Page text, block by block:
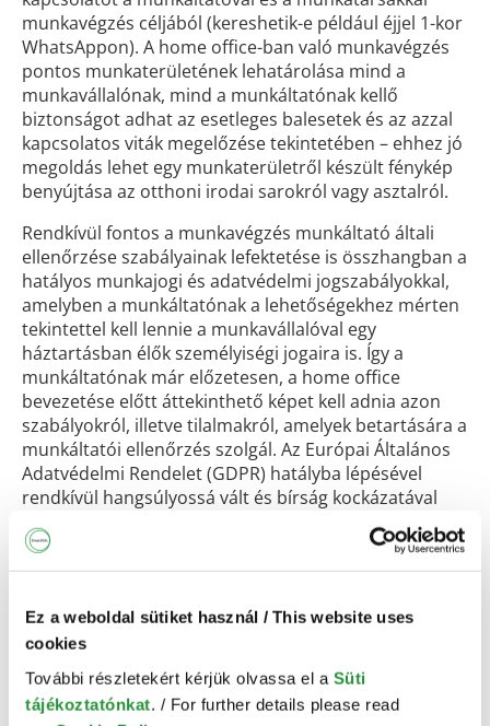
Ez a weboldal sütiket használ / This website uses
cookies
További részletekért kérjük olvassa el a Süti
tájékoztatónkat. / For further details please read
munkavégzés céljából (kereshetik-e például éjjel 1-kor
WhatsAppon). A home office-ban való munkavégzés
pontos munkaterületének lehatárolása mind a
munkavállalónak, mind a munkáltatónak kellő
biztonságot adhat az esetleges balesetek és az azzal
kapcsolatos viták megelőzése tekintetében – ehhez jó
megoldás lehet egy munkaterületről készült fénykép
benyújtása az otthoni irodai sarokról vagy asztalról.
Rendkívül fontos a munkavégzés munkáltató általi
ellenőrzése szabályainak lefektetése is összhangban a
hatályos munkajogi és adatvédelmi jogszabályokkal,
amelyben a munkáltatónak a lehetőségekhez mérten
tekintettel kell lennie a munkavállalóval egy
háztartásban élők személyiségi jogaira is. Így a
munkáltatónak már előzetesen, a home office
bevezetése előtt áttekinthető képet kell adnia azon
szabályokról, illetve tilalmakról, amelyek betartására a
munkáltatói ellenőrzés szolgál. Az Európai Általános
Adatvédelmi Rendelet (GDPR) hatályba lépésével
rendkívül hangsúlyossá vált és bírság kockázatával
fenyeget, ha a munkáltató által alkalmazott
ellenőrzési megoldásokról és lépésekről, valamint az
ellenőrzés során kezelt adatok köréről a munkavállaló
A XXI. századi munka világában a home office
kibervédelmi, adatbiztonsági szabályokra és jó
gyakorlatokra is kitérni. A munkáltató saját üzleti